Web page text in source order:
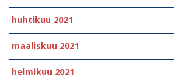
huhtikuu 2021
maaliskuu 2021
helmikuu 2021